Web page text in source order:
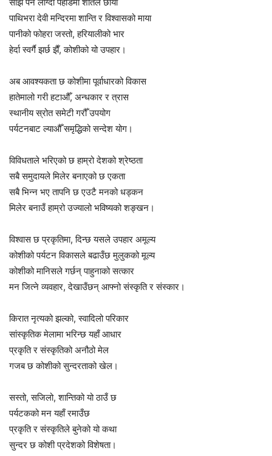
पाथिभरा देवी मन्दिरमा शान्ति र विश्वासको माया
पानीको फोहरा जस्तो, हरियालीको भार
हेर्दा स्वर्गै झर्छ झैँ, कोशीको यो उपहार।
अब आवश्यकता छ कोशीमा पूर्वाधारको विकास
हातेमालो गरी हटाऔँ, अन्धकार र त्रास
स्थानीय स्रोत समेटी गरौँ उपयोग
पर्यटनबाट ल्याऔँ समृद्धिको सन्देश योग।
विविधताले भरिएको छ हाम्रो देशको श्रेष्ठता
सबै समुदायले मिलेर बनाएको छ एकता
सबै भिन्न भए तापनि छ एउटै मनको धड्कन
मिलेर बनाउँ हाम्रो उज्यालो भविष्यको शङ्खन।
विश्वास छ प्रकृतिमा‌, दिन्छ यसले उपहार अमूल्य
कोशीको पर्यटन विकासले बढाउँछ मुलुकको मूल्य
कोशीको मानिसले गर्छन् पाहुनाको सत्कार
मन जित्ने व्यवहार, देखाउँछन् आफ्नो संस्कृति र संस्कार।
किरात नृत्यको झल्को, स्वादिलो परिकार
सांस्कृतिक मेलामा भरिन्छ यहाँ आधार
प्रकृति र संस्कृतिको अनौठो मेल
गजब छ कोशीको सुन्दरताको खेल।
सस्तो, सजिलो, शान्तिको यो ठाउँ छ
पर्यटकको मन यहाँ रमाउँछ
प्रकृति र संस्कृतिले बुनेको यो कथा
सुन्दर छ कोशी प्रदेशको विशेषता।